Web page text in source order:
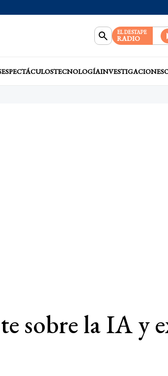
EL DESTAPE
RADIO
ESPECTÁCULOSTECNOLOGÍAINVESTIGACIONES
sobre la IA y